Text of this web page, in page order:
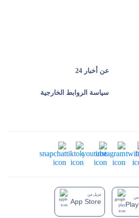
عن أخبار 24
سياسة الروابط الخارجية
تنزيل من
App Store
من